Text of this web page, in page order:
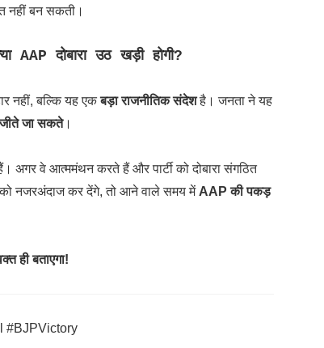
नहीं बन सकती।
दोबारा उठ खड़ी होगी?
नहीं, बल्कि यह एकबड़ा राजनीतिक संदेशहै। जनता ने यह
जीते जा सकते।
अगर वे आत्ममंथन करते हैं और पार्टी को दोबारा संगठित
नजरअंदाज कर देंगे, तो आने वाले समय में AAP की पकड़
ही बताएगा!
#BJPVictory